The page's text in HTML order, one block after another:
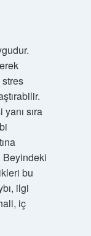
sıra
Beyindeki
bu
ilgi
iç